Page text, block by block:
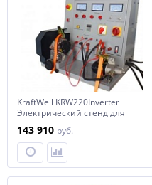
KraftWell KRW220Inverter
Электрический стенд для
стартеров
143 910 руб.